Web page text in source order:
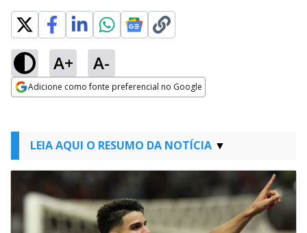
A+ A-
Adicione como fonte preferencial no Google
LEIA AQUI O RESUMO DA NOTÍCIA